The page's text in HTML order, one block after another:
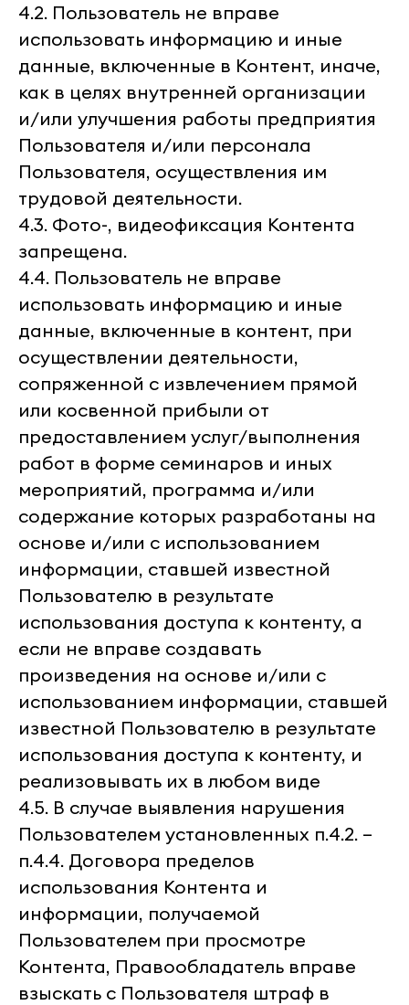
4.2. Пользователь не вправе
использовать информацию и иные
данные, включенные в Контент, иначе,
как в целях внутренней организации
и/или улучшения работы предприятия
Пользователя и/или персонала
Пользователя, осуществления им
трудовой деятельности.
4.3. Фото-, видеофиксация Контента
запрещена.
4.4. Пользователь не вправе
использовать информацию и иные
данные, включенные в контент, при
осуществлении деятельности,
сопряженной с извлечением прямой
или косвенной прибыли от
предоставлением услуг/выполнения
работ в форме семинаров и иных
мероприятий, программа и/или
содержание которых разработаны на
основе и/или с использованием
информации, ставшей известной
Пользователю в результате
использования доступа к контенту, а
если не вправе создавать
произведения на основе и/или с
использованием информации, ставшей
известной Пользователю в результате
использования доступа к контенту, и
реализовывать их в любом виде
4.5. В случае выявления нарушения
Пользователем установленных п.4.2. –
п.4.4. Договора пределов
использования Контента и
информации, получаемой
Пользователем при просмотре
Контента, Правообладатель вправе
взыскать с Пользователя штраф в